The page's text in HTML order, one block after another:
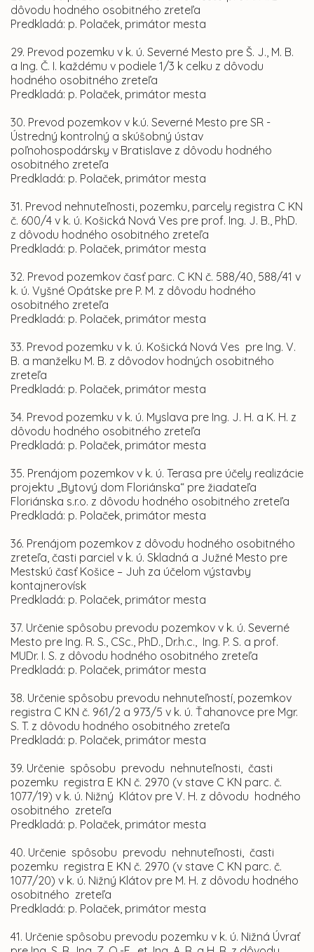
dôvodu hodného osobitného zreteľa
Predkladá: p. Polaček, primátor mesta
29. Prevod pozemku v k. ú. Severné Mesto pre Š. J., M. B.
a Ing. Č. I. každému v podiele 1/3 k celku z dôvodu
hodného osobitného zreteľa
Predkladá: p. Polaček, primátor mesta
30. Prevod pozemkov v k.ú. Severné Mesto pre SR -
Ústredný kontrolný a skúšobný ústav
poľnohospodársky v Bratislave z dôvodu hodného
osobitného zreteľa
Predkladá: p. Polaček, primátor mesta
31. Prevod nehnuteľnosti, pozemku, parcely registra C KN
č. 600/4 v k. ú. Košická Nová Ves pre prof. Ing. J. B., PhD.
z dôvodu hodného osobitného zreteľa
Predkladá: p. Polaček, primátor mesta
32. Prevod pozemkov časť parc. C KN č. 588/40, 588/41 v
k. ú. Vyšné Opátske pre P. M. z dôvodu hodného
osobitného zreteľa
Predkladá: p. Polaček, primátor mesta
33. Prevod pozemku v k. ú. Košická Nová Ves pre Ing. V.
B. a manželku M. B. z dôvodov hodných osobitného
zreteľa
Predkladá: p. Polaček, primátor mesta
34. Prevod pozemku v k. ú. Myslava pre Ing. J. H. a K. H. z
dôvodu hodného osobitného zreteľa
Predkladá: p. Polaček, primátor mesta
35. Prenájom pozemkov v k. ú. Terasa pre účely realizácie
projektu „Bytový dom Floriánska“ pre žiadateľa
Floriánska s.r.o. z dôvodu hodného osobitného zreteľa
Predkladá: p. Polaček, primátor mesta
36. Prenájom pozemkov z dôvodu hodného osobitného
zreteľa, časti parciel v k. ú. Skladná a Južné Mesto pre
Mestskú časť Košice – Juh za účelom výstavby
kontajnerovísk
Predkladá: p. Polaček, primátor mesta
37. Určenie spôsobu prevodu pozemkov v k. ú. Severné
Mesto pre Ing. R. S., CSc., PhD., Dr.h.c., Ing. P. S. a prof.
MUDr. I. S. z dôvodu hodného osobitného zreteľa
Predkladá: p. Polaček, primátor mesta
38. Určenie spôsobu prevodu nehnuteľností, pozemkov
registra C KN č. 961/2 a 973/5 v k. ú. Ťahanovce pre Mgr.
S. T. z dôvodu hodného osobitného zreteľa
Predkladá: p. Polaček, primátor mesta
39. Určenie spôsobu prevodu nehnuteľnosti, časti
pozemku registra E KN č. 2970 (v stave C KN parc. č.
1077/19) v k. ú. Nižný Klátov pre V. H. z dôvodu hodného
osobitného zreteľa
Predkladá: p. Polaček, primátor mesta
40. Určenie spôsobu prevodu nehnuteľnosti, časti
pozemku registra E KN č. 2970 (v stave C KN parc. č.
1077/20) v k. ú. Nižný Klátov pre M. H. z dôvodu hodného
osobitného zreteľa
Predkladá: p. Polaček, primátor mesta
41. Určenie spôsobu prevodu pozemku v k. ú. Nižná Úvrať